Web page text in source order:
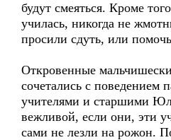
будут смеяться. Кроме
училась, никогда не
просили сдуть, или
Откровенные
сочетались с поведением
учителями и старшими
вежливой, если они, эти
сами не лезли на рожон.